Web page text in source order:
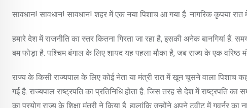
सावधान! सावधान! सावधान! शहर में एक नया पिशाच आ गया है. नागरिक कृपया
हमारे देश में राजनीति का स्तर कितना गिरता जा रहा है, इसकी अनेक बानगियां
बम फोड़ा है. पश्चिम बंगाल के लिए शायद यह पहला मौका है, जब राज्य के एक वरिष्ठ
राज्य के किसी राज्यपाल के लिए कोई नेता या मंत्री रात में खून चूसने वाला
गई है. राज्यपाल राष्ट्रपति का प्रतिनिधि होता है. जिस तरह से देश में राष्ट्रपति
का प्रयोग राज्य के शिक्षा मंत्री ने किया है. हालांकि उन्होंने अपने ट्वीट में गवर्नर का